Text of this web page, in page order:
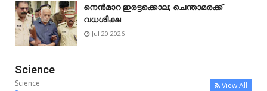
നെൻമാറ ഇരട്ടക്കൊല; ചെന്താമരക്ക്
വധശിക്ഷ
Jul 20 2026
Science
Science View All